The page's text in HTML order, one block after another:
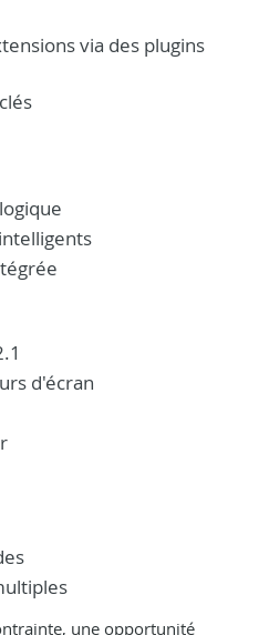
via des plugins
d'écran
une opportunité